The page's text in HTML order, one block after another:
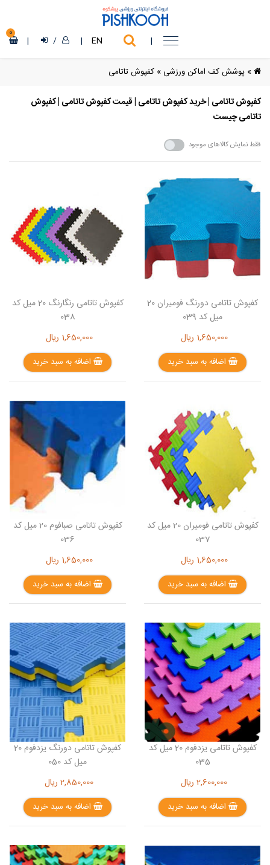
|
EN
|
/
|
0
» پوشش کف اماکن ورزشی » کفپوش تاتامی
کفپوش تاتامی | خرید کفپوش تاتامی | قیمت کفپوش تاتامی | کفپوش
تاتامی چیست
فقط نمایش کالاهای موجود
کفپوش تاتامی دورنگ فومیران 20
میل کد 039
1,650,000 ریال
اضافه به سبد خرید
کفپوش تاتامی رنگارنگ 20 میل کد
038
1,650,000 ریال
اضافه به سبد خرید
کفپوش تاتامی فومیران 20 میل کد
037
1,650,000 ریال
اضافه به سبد خرید
کفپوش تاتامی صبافوم 20 میل کد
036
1,650,000 ریال
اضافه به سبد خرید
کفپوش تاتامی یزدفوم 20 میل کد
035
2,600,000 ریال
اضافه به سبد خرید
کفپوش تاتامی دورنگ یزدفوم 20
میل کد 050
2,850,000 ریال
اضافه به سبد خرید